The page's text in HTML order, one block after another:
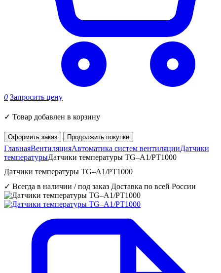
0 Запросить цену
✓ Товар добавлен в корзину
Оформить заказ Продолжить покупки
ГлавнаяВентиляцияАвтоматика систем вентиляцииДатчики
температурыДатчики температуры TG–A1/PT1000
Датчики температуры TG–A1/PT1000
✓ Всегда в наличии / под заказ Доставка по всей России